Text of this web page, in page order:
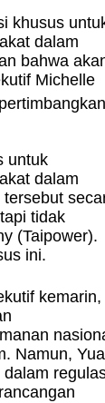
khusus
dalam
bahwa
Michelle
untuk
dalam
tidak
(Taipower).
ini.
kemarin,
Namun,